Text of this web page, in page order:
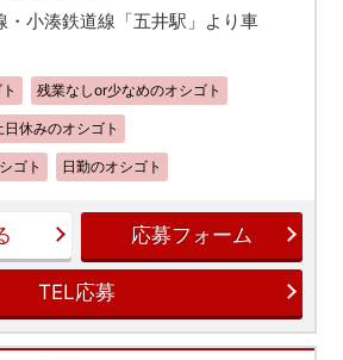
・小湊鉄道線「五井駅」より車
残業なしor少なめのオシゴト
日休みのオシゴト
ゴト 日勤のオシゴト
応募フォーム
TEL応募